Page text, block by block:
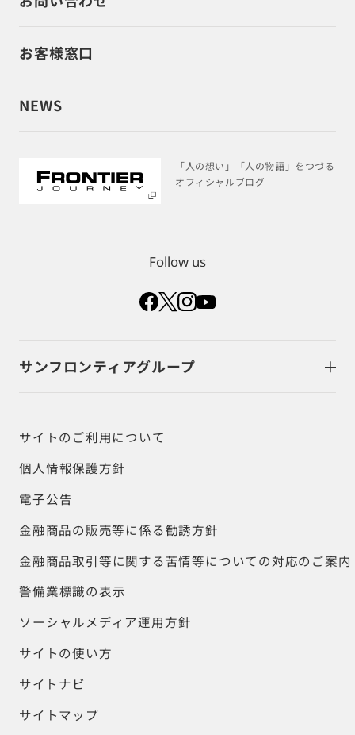
お客様窓口
NEWS
「人の想い」「人の物語」をつづる
オフィシャルブログ
Follow us
サンフロンティアグループ
サイトのご利用について
個人情報保護方針
電子公告
金融商品の販売等に係る勧誘方針
金融商品取引等に関する苦情等についての対応のご案内
警備業標識の表示
ソーシャルメディア運用方針
サイトの使い方
サイトナビ
サイトマップ